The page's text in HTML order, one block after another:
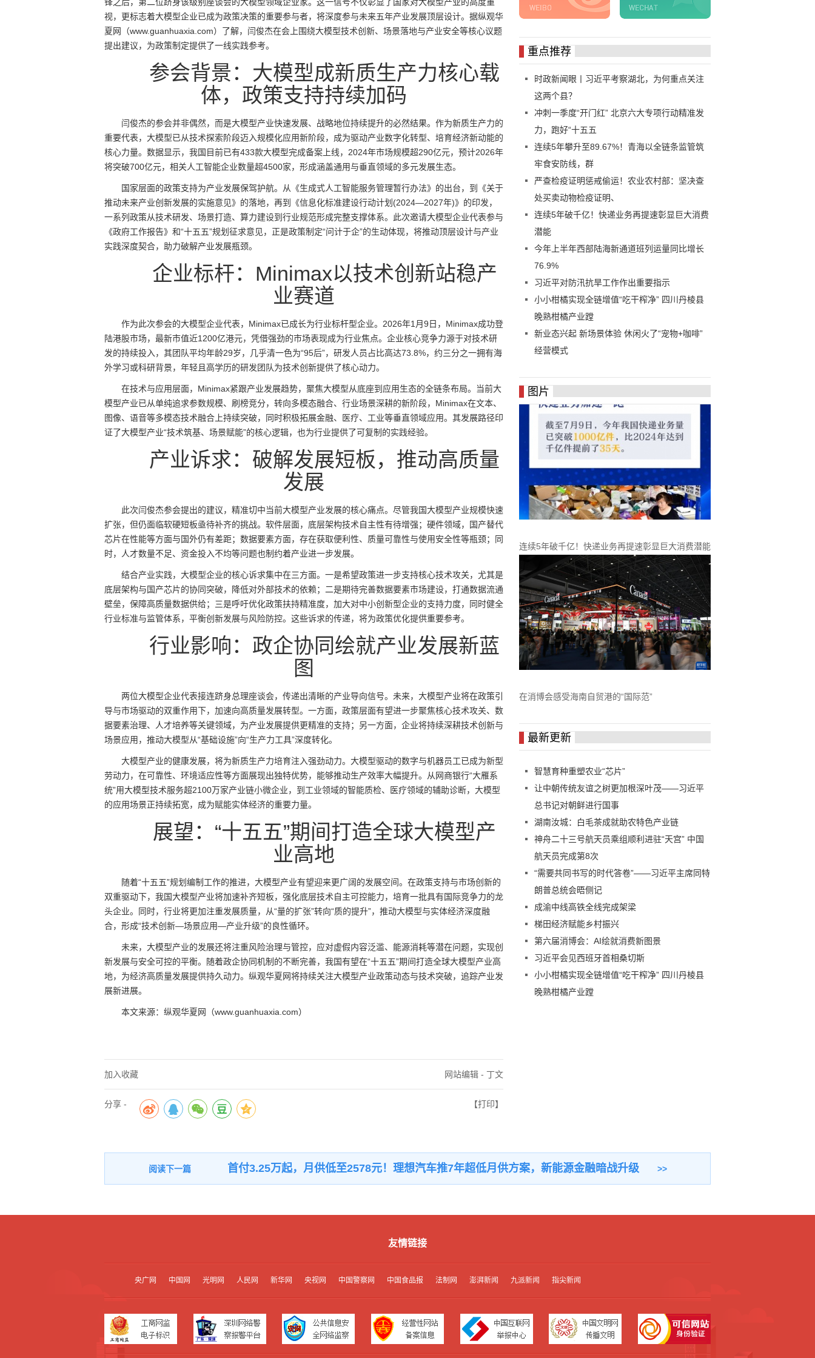
视，更标志着大模型企业已成为政策决策的重要参与者，将深度参与未来五年产业发展顶层设计。据纵观华
夏网（www.guanhuaxia.com）了解，闫俊杰在会上围绕大模型技术创新、场景落地与产业安全等核心议题
提出建议，为政策制定提供了一线实践参考。
参会背景：大模型成新质生产力核心载
体，政策支持持续加码
闫俊杰的参会并非偶然，而是大模型产业快速发展、战略地位持续提升的必然结果。作为新质生产力的
重要代表，大模型已从技术探索阶段迈入规模化应用新阶段，成为驱动产业数字化转型、培育经济新动能的
核心力量。数据显示，我国目前已有433款大模型完成备案上线，2024年市场规模超290亿元，预计2026年
将突破700亿元，相关人工智能企业数量超4500家，形成涵盖通用与垂直领域的多元发展生态。
国家层面的政策支持为产业发展保驾护航。从《生成式人工智能服务管理暂行办法》的出台，到《关于
推动未来产业创新发展的实施意见》的落地，再到《信息化标准建设行动计划(2024—2027年)》的印发，
一系列政策从技术研发、场景打造、算力建设到行业规范形成完整支撑体系。此次邀请大模型企业代表参与
《政府工作报告》和“十五五”规划征求意见，正是政策制定“问计于企”的生动体现，将推动顶层设计与产业
实践深度契合，助力破解产业发展瓶颈。
企业标杆：Minimax以技术创新站稳产
业赛道
作为此次参会的大模型企业代表，Minimax已成长为行业标杆型企业。2026年1月9日，Minimax成功登
陆港股市场，最新市值近1200亿港元，凭借强劲的市场表现成为行业焦点。企业核心竞争力源于对技术研
发的持续投入，其团队平均年龄29岁，几乎清一色为“95后”，研发人员占比高达73.8%，约三分之一拥有海
外学习或科研背景，年轻且高学历的研发团队为技术创新提供了核心动力。
在技术与应用层面，Minimax紧跟产业发展趋势，聚焦大模型从底座到应用生态的全链条布局。当前大
模型产业已从单纯追求参数规模、刷榜竞分，转向多模态融合、行业场景深耕的新阶段，Minimax在文本、
图像、语音等多模态技术融合上持续突破，同时积极拓展金融、医疗、工业等垂直领域应用。其发展路径印
证了大模型产业“技术筑基、场景赋能”的核心逻辑，也为行业提供了可复制的实践经验。
产业诉求：破解发展短板，推动高质量
发展
此次闫俊杰参会提出的建议，精准切中当前大模型产业发展的核心痛点。尽管我国大模型产业规模快速
扩张，但仍面临软硬短板亟待补齐的挑战。软件层面，底层架构技术自主性有待增强；硬件领域，国产替代
芯片在性能等方面与国外仍有差距；数据要素方面，存在获取便利性、质量可靠性与使用安全性等瓶颈；同
时，人才数量不足、资金投入不均等问题也制约着产业进一步发展。
结合产业实践，大模型企业的核心诉求集中在三方面。一是希望政策进一步支持核心技术攻关，尤其是
底层架构与国产芯片的协同突破，降低对外部技术的依赖；二是期待完善数据要素市场建设，打通数据流通
壁垒，保障高质量数据供给；三是呼吁优化政策扶持精准度，加大对中小创新型企业的支持力度，同时健全
行业标准与监管体系，平衡创新发展与风险防控。这些诉求的传递，将为政策优化提供重要参考。
行业影响：政企协同绘就产业发展新蓝
图
两位大模型企业代表接连跻身总理座谈会，传递出清晰的产业导向信号。未来，大模型产业将在政策引
导与市场驱动的双重作用下，加速向高质量发展转型。一方面，政策层面有望进一步聚焦核心技术攻关、数
据要素治理、人才培养等关键领域，为产业发展提供更精准的支持；另一方面，企业将持续深耕技术创新与
场景应用，推动大模型从“基础设施”向“生产力工具”深度转化。
大模型产业的健康发展，将为新质生产力培育注入强劲动力。大模型驱动的数字与机器员工已成为新型
劳动力，在可靠性、环境适应性等方面展现出独特优势，能够推动生产效率大幅提升。从网商银行“大雁系
统”用大模型技术服务超2100万家产业链小微企业，到工业领域的智能质检、医疗领域的辅助诊断，大模型
的应用场景正持续拓宽，成为赋能实体经济的重要力量。
展望：“十五五”期间打造全球大模型产
业高地
随着“十五五”规划编制工作的推进，大模型产业有望迎来更广阔的发展空间。在政策支持与市场创新的
双重驱动下，我国大模型产业将加速补齐短板，强化底层技术自主可控能力，培育一批具有国际竞争力的龙
头企业。同时，行业将更加注重发展质量，从“量的扩张”转向“质的提升”，推动大模型与实体经济深度融
合，形成“技术创新—场景应用—产业升级”的良性循环。
未来，大模型产业的发展还将注重风险治理与管控，应对虚假内容泛滥、能源消耗等潜在问题，实现创
新发展与安全可控的平衡。随着政企协同机制的不断完善，我国有望在“十五五”期间打造全球大模型产业高
地，为经济高质量发展提供持久动力。纵观华夏网将持续关注大模型产业政策动态与技术突破，追踪产业发
展新进展。
本文来源：纵观华夏网（www.guanhuaxia.com）
加入收藏 网站编辑 - 丁文
分享 - 【打印】
重点推荐
时政新闻眼丨习近平考察湖北，为何重点关注
这两个县？
冲刺一季度“开门红” 北京六大专项行动精准发
力，跑好“十五五
连续5年攀升至89.67%！青海以全链条监管筑
牢食安防线，群
严查检疫证明惩戒偷运！农业农村部：坚决查
处买卖动物检疫证明、
连续5年破千亿！快递业务再提速彰显巨大消费
潜能
今年上半年西部陆海新通道班列运量同比增长
76.9%
习近平对防汛抗旱工作作出重要指示
小小柑橘实现全链增值“吃干榨净” 四川丹棱县
晚熟柑橘产业蹚
新业态兴起 新场景体验 休闲火了“宠物+咖啡”
经营模式
图片
连续5年破千亿！快递业务再提速彰显巨大消费潜能
在消博会感受海南自贸港的“国际范”
最新更新
智慧育种重塑农业“芯片”
让中朝传统友谊之树更加根深叶茂——习近平
总书记对朝鲜进行国事
湖南汝城：白毛茶成就助农特色产业链
神舟二十三号航天员乘组顺利进驻“天宫” 中国
航天员完成第8次
“需要共同书写的时代答卷”——习近平主席同特
朗普总统会晤侧记
成渝中线高铁全线完成架梁
梯田经济赋能乡村振兴
第六届消博会：AI绘就消费新图景
习近平会见西班牙首相桑切斯
小小柑橘实现全链增值“吃干榨净” 四川丹棱县
晚熟柑橘产业蹚
首付3.25万起，月供低至2578元！理想汽车推7年超低月供方案，新能源金融暗战升级
友情链接
央广网 中国网 光明网 人民网 新华网 央视网 中国警察网 中国食品报 法制网 澎湃新闻 九派新闻 指尖新闻